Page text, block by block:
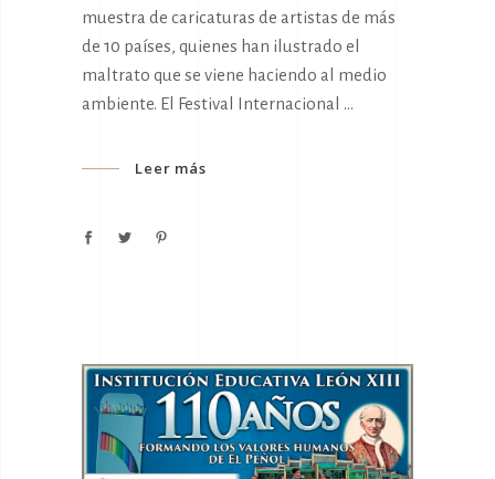
muestra de caricaturas de artistas de más
de 10 países, quienes han ilustrado el
maltrato que se viene haciendo al medio
ambiente. El Festival Internacional
Leer más